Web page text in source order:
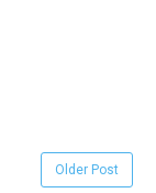
Older Post